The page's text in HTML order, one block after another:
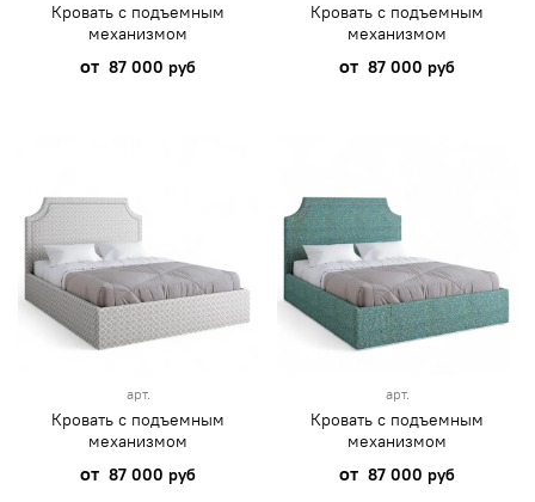
Кровать с подъемным
механизмом
от 87 000 руб
Кровать с подъемным
механизмом
от 87 000 руб
арт.
Кровать с подъемным
механизмом
от 87 000 руб
арт.
Кровать с подъемным
механизмом
от 87 000 руб